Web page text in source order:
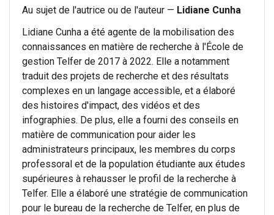
Au sujet de l'autrice ou de l'auteur — Lidiane Cunha
Lidiane Cunha a été agente de la mobilisation des
connaissances en matière de recherche à l'École de
gestion Telfer de 2017 à 2022. Elle a notamment
traduit des projets de recherche et des résultats
complexes en un langage accessible, et a élaboré
des histoires d'impact, des vidéos et des
infographies. De plus, elle a fourni des conseils en
matière de communication pour aider les
administrateurs principaux, les membres du corps
professoral et de la population étudiante aux études
supérieures à rehausser le profil de la recherche à
Telfer. Elle a élaboré une stratégie de communication
pour le bureau de la recherche de Telfer, en plus de